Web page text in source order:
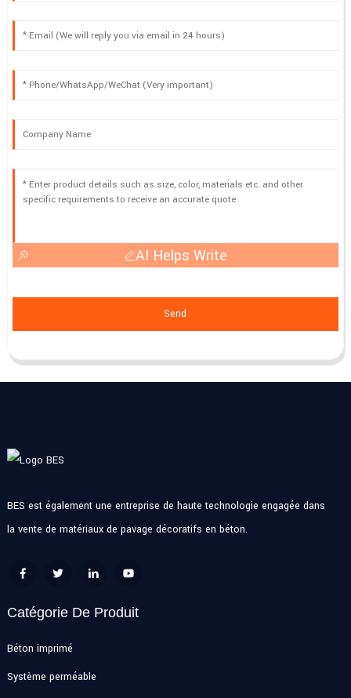
AI Helps Write
Send
BES est également une entreprise de haute technologie engagée dans
la vente de matériaux de pavage décoratifs en béton.
Catégorie De Produit
Béton imprimé
Système perméable